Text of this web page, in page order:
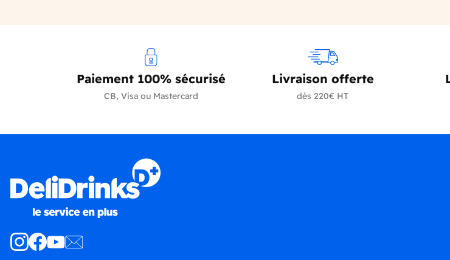
Paiement 100% sécurisé
CB, Visa ou Mastercard
Livraison offerte
dès 220€ HT